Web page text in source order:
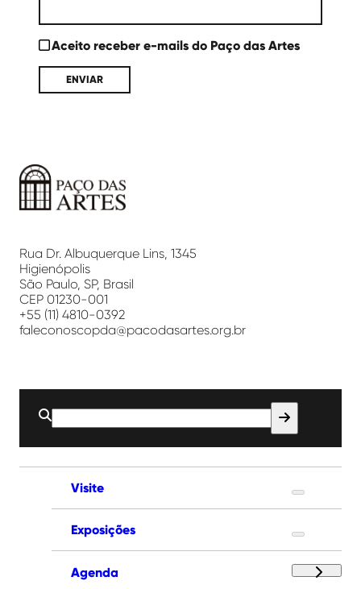
Aceito receber e-mails do Paço das Artes
Artes
Rua Dr. Albuquerque Lins, 1345
Higienópolis
São Paulo, SP, Brasil
CEP 01230-001
+55 (11) 4810-0392
faleconoscopda@pacodasartes.org.br
Buscar
por:
Visite
Exposições
Agenda